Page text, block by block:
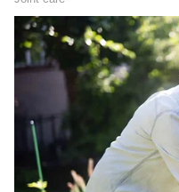
ఎన్టీఆర్, చిరంజీవి
మూవీ ఫ్లాప్ అయింది.
అవుతుందేమో అని
వచ్చాయి. దీనితో
ఎంత విచిత్రమైనదో ఈ
చేసుకోవచ్చు.